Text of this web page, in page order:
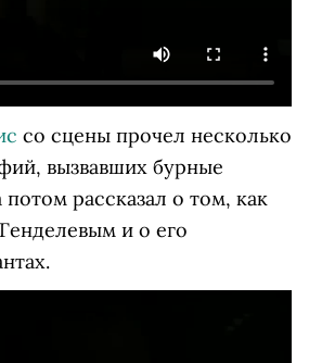
со сцены прочел несколько
вызвавших бурные
рассказал о том, как
и о его